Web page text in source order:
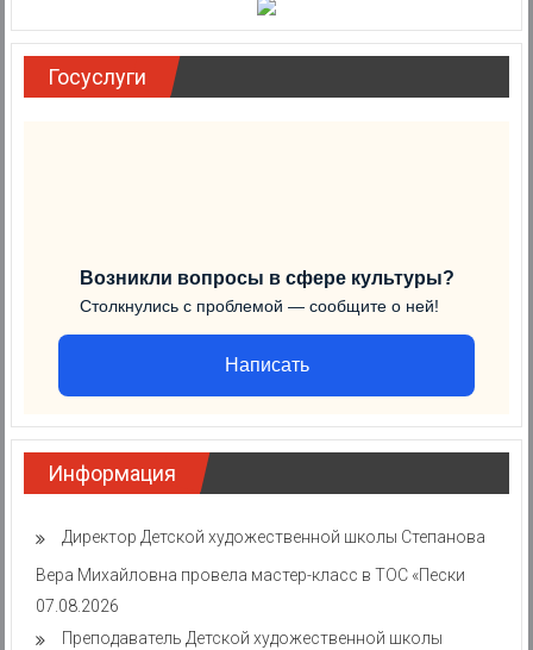
Госуслуги
Возникли вопросы в сфере культуры?
Столкнулись с проблемой — сообщите о ней!
Написать
Информация
Директор Детской художественной школы Степанова
Вера Михайловна провела мастер-класс в ТОС «Пески
07.08.2026
Преподаватель Детской художественной школы